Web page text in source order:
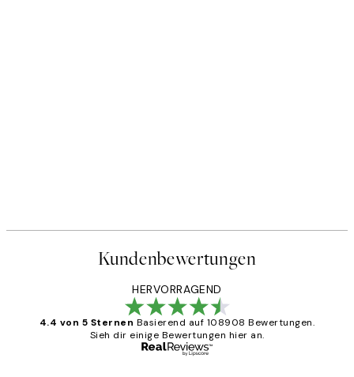
Kundenbewertungen
HERVORRAGEND
4.4 von 5 Sternen Basierend auf 108908 Bewertungen.
Sieh dir einige Bewertungen hier an.